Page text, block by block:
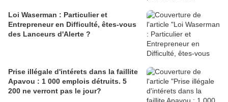
Loi Waserman : Particulier et
Entrepreneur en Difficulté, êtes-vous
des Lanceurs d'Alerte ?
Prise illégale d'intérets dans la faillite
Apavou : 1 000 emplois détruits. 5
200 ne verront pas le jour?